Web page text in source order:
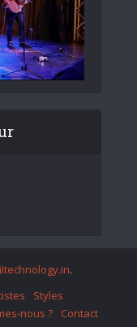
iItechnology.in.
Styles
nous ? Contact